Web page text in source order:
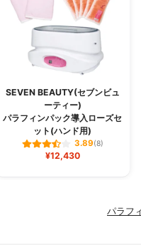
SEVEN BEAUTY(セブンビュ
ーティー)
パラフィンパック導入ローズセ
ット(ハンド用)
3.89(8)
¥12,430
パラフ